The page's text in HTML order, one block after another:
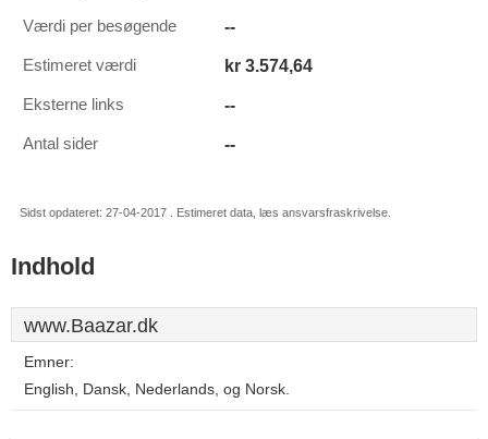
Værdi per besøgende --
Estimeret værdi kr 3.574,64
Eksterne links --
Antal sider --
Sidst opdateret: 27-04-2017 . Estimeret data, læs ansvarsfraskrivelse.
Indhold
www.Baazar.dk
Emner:
English, Dansk, Nederlands, og Norsk.